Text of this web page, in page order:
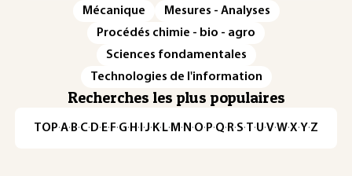
Mécanique
Mesures - Analyses
Procédés chimie - bio - agro
Sciences fondamentales
Technologies de l'information
Recherches les plus populaires
TOP·A·B·C· D· E· F·G· H · ·J· K· L· M · N ·O· P·Q· R·S·T·U·V·W·X·Y·Z